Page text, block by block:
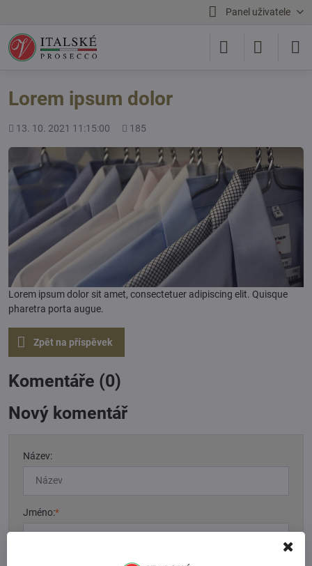
Panel uživatele
Lorem ipsum dolor
Přidáno
13. 10. 2021 11:15:00
Počet
185
Lorem ipsum dolor sit amet, consectetuer adipiscing elit. Quisque
pharetra porta augue.
Zpět na příspěvek
Komentáře (0)
Nový komentář
Název:
Jméno:*